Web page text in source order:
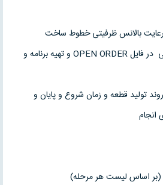
بالانس ظرفیتی خطوط ساخت
– درج اطلاعات قطعات ساختی در فایل OPEN ORDER و تهیه برنامه و
تولید قطعه و زمان شروع و پایان و
انجام
اساس لیست هر مرحله)